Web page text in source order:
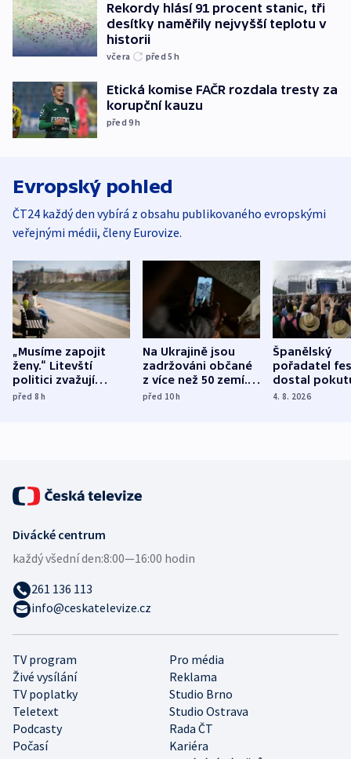
Rekordy hlásí 91 procent stanic, tři
desítky naměřily nejvyšší teplotu v
historii
včera před 5h
Etická komise FAČR rozdala tresty za
korupční kauzu
před 9h
Evropský pohled
ČT24 každý den vybírá z obsahu publikovaného evropskými
veřejnými médii, členy Eurovize.
„Musíme zapojit
ženy.“ Litevští
politici zvažují
dohodu o
před 8h
Na Ukrajině jsou
zadržováni občané
z více než 50 zemí.
Bojovali na straně
před 10h
Španělský
pořadatel
dostal
nekalé
4. 8. 2026
TV program
Pro média
Živé vysílání
Reklama
TV poplatky
Studio Brno
Teletext
Studio Ostrava
Podcasty
Rada ČT
Počasí
Kariéra
Divácké centrum
každý všední den:8:00—16:00 hodin
261 136 113
info@ceskatelevize.cz